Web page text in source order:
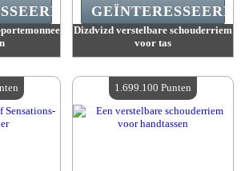
:4
Dizdvizd verstelbare schouderriem
voor tas
Beschikbare hoeveelheid :4
GEÏNTERESSEERD.
1.699.100 Punten